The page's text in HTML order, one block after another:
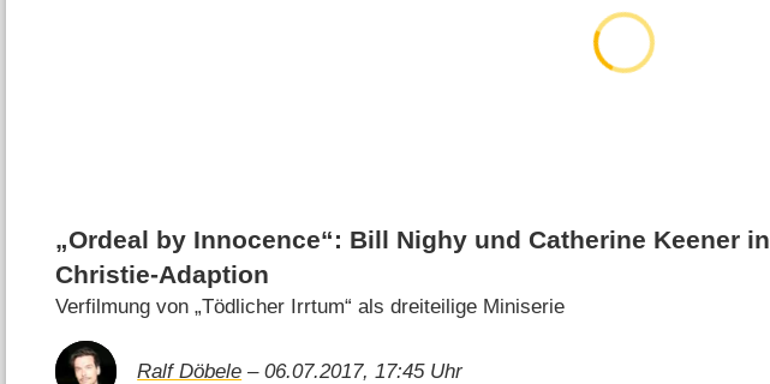
„Ordeal by Innocence“: Bill Nighy und Catherine Keener in
Christie-Adaption
Verfilmung von „Tödlicher Irrtum“ als dreiteilige Miniserie
Ralf Döbele – 06.07.2017, 17:45 Uhr